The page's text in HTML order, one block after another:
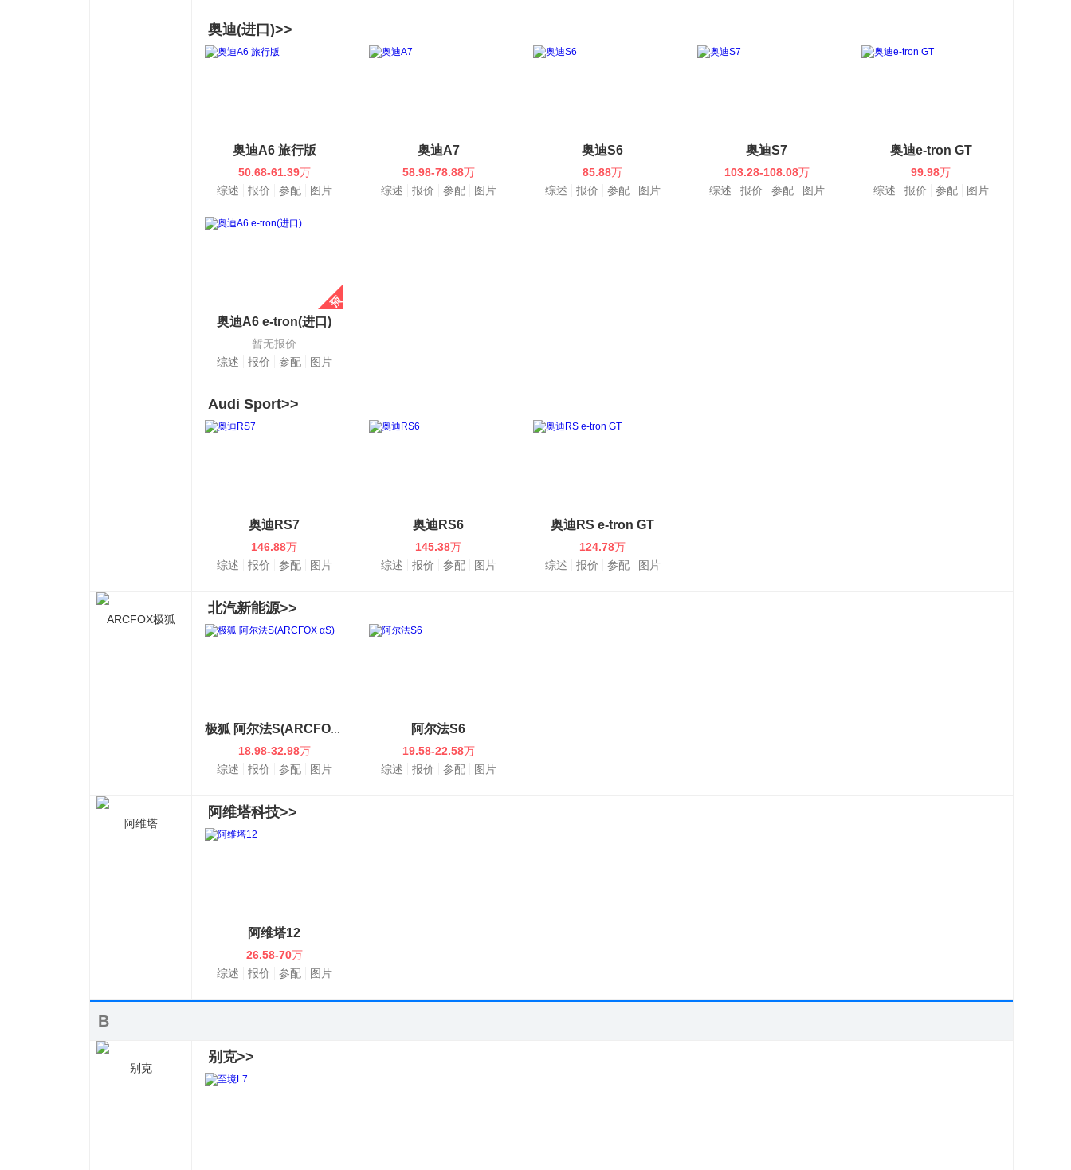
奥迪(进口)>>
奥迪A6 旅行版
50.68-61.39万
综述
报价 参配 图片
奥迪A7
58.98-78.88万
综述
报价 参配 图片
奥迪S6
85.88万
综述
报价 参配 图片
奥迪S7
103.28-108.08万
综述
报价 参配 图片
奥迪e-tron GT
99.98万
综述
报价 参配 图片
奥迪A6 e-tron(进口)
暂无报价
综述
报价 参配 图片
Audi Sport>>
奥迪RS7
146.88万
综述
报价 参配 图片
奥迪RS6
145.38万
综述
报价 参配 图片
奥迪RS e-tron GT
124.78万
综述
报价 参配 图片
ARCFOX极狐
北汽新能源>>
极狐 阿尔法S(ARCFOX αS)
18.98-32.98万
综述
报价 参配 图片
阿尔法S6
19.58-22.58万
综述
报价 参配 图片
阿维塔
阿维塔科技>>
阿维塔12
26.58-70万
综述
报价 参配 图片
B
别克
别克>>